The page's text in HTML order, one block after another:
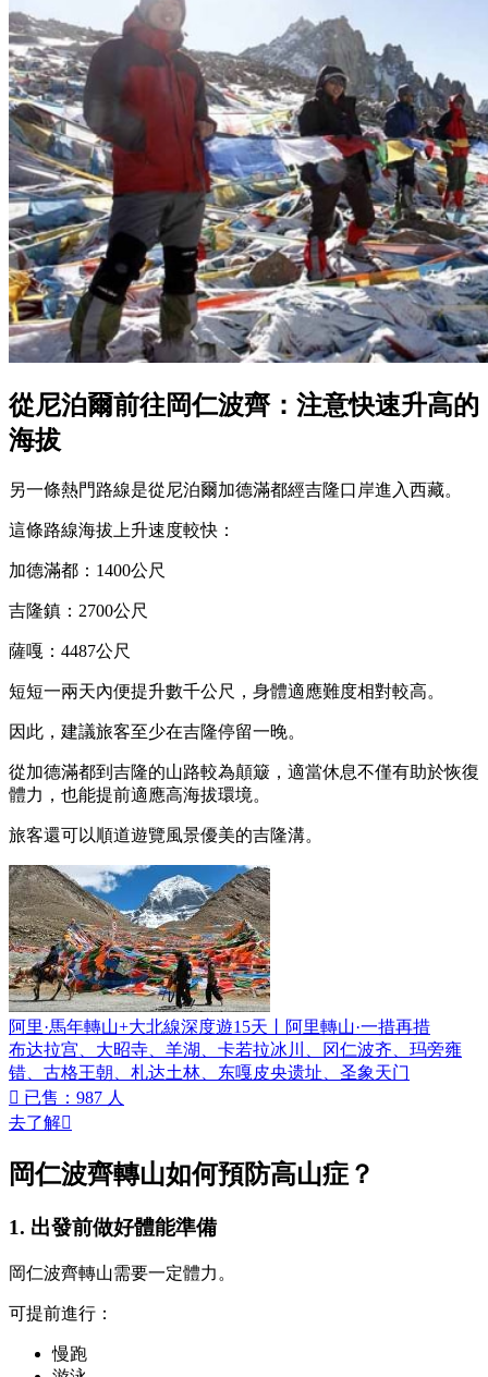
從尼泊爾前往岡仁波齊：注意快速升高的
海拔
另一條熱門路線是從尼泊爾加德滿都經吉隆口岸進入西藏。
這條路線海拔上升速度較快：
加德滿都：1400公尺
吉隆鎮：2700公尺
薩嘎：4487公尺
短短一兩天內便提升數千公尺，身體適應難度相對較高。
因此，建議旅客至少在吉隆停留一晚。
從加德滿都到吉隆的山路較為顛簸，適當休息不僅有助於恢復
體力，也能提前適應高海拔環境。
旅客還可以順道遊覽風景優美的吉隆溝。
阿里·馬年轉山+大北線深度遊15天丨阿里轉山·一措再措
布达拉宫、大昭寺、羊湖、卡若拉冰川、冈仁波齐、玛旁雍
错、古格王朝、札达土林、东嘎皮央遗址、圣象天门
 已售：987 人
去了解
岡仁波齊轉山如何預防高山症？
1. 出發前做好體能準備
岡仁波齊轉山需要一定體力。
可提前進行：
慢跑